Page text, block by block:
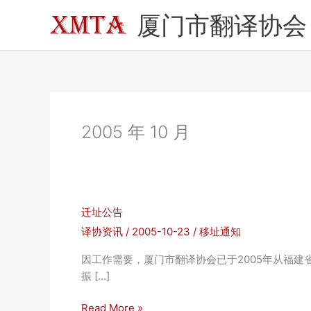
厦门市翻译协会
2005 年 10 月
迁址公告
译协资讯 / 2005-10-23 / 移址通知
因工作需要，厦门市翻译协会已于2005年从福建
振 […]
迁
Read More »